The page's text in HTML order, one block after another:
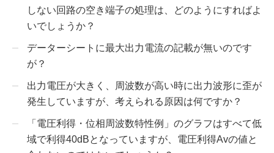
しない回路の空き端子の処理は、どのようにすればよ
いでしょうか？
データーシートに最大出力電流の記載が無いのです
が？
出力電圧が大きく、周波数が高い時に出力波形に歪が
発生していますが、考えられる原因は何ですか？
「電圧利得・位相周波数特性例」のグラフはすべて低
域で利得40dBとなっていますが、電圧利得Avの値と